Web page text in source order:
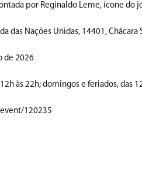
por Reginaldo Leme, ícone do
das Nações Unidas, 14401, Chácara
de 2026
às 22h; domingos e feriados, das
120235